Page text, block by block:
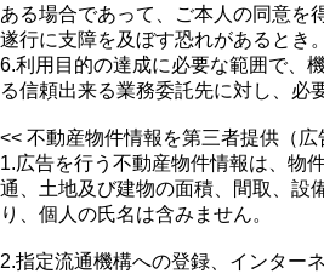
ある場合であって、ご本人の同意を
遂行に支障を及ぼす恐れがあるとき。
6.利用目的の達成に必要な範囲で、
る信頼出来る業務委託先に対し、必
<< 不動産物件情報を第三者提供（広
1.広告を行う不動産物件情報は、物
通、土地及び建物の面積、間取、設
り、個人の氏名は含みません。
2.指定流通機構への登録、インター